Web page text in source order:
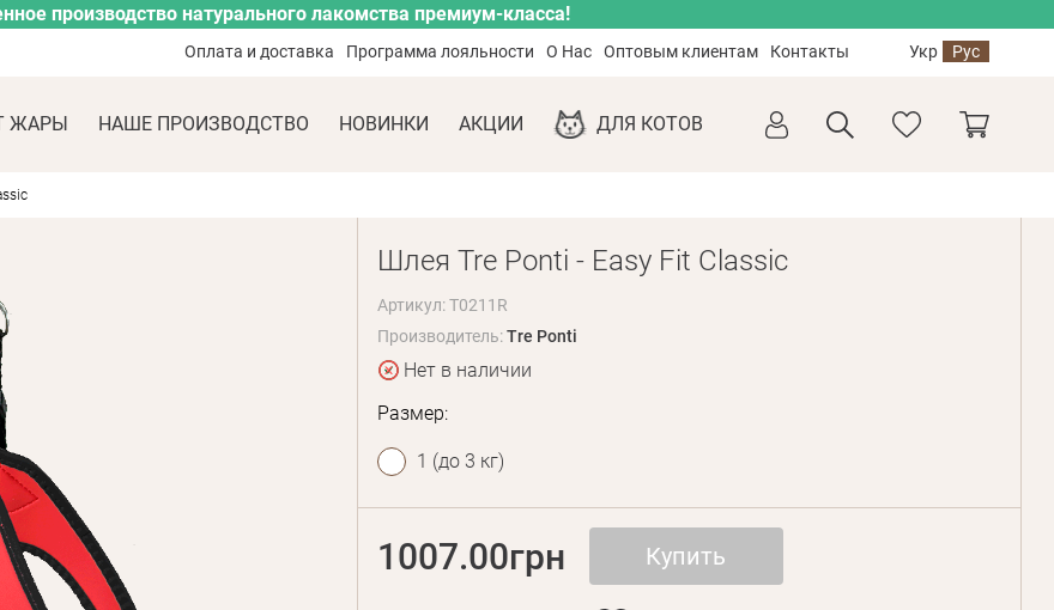
производство натурального лакомства премиум-класса!
Оплата и доставка Программа лояльности О Нас Оптовым клиентам Контакты Укр Рус
ЖАРЫ НАШЕ ПРОИЗВОДСТВО НОВИНКИ АКЦИИ ДЛЯ КОТОВ
Шлея Tre Ponti - Easy Fit Classic
Артикул: T0211R
Производитель:Tre Ponti
Нет в наличии
Размер:
1 (до 3 кг)
1007.00грн Купить